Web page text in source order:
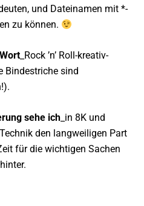
und Dateinamen mit *-
zu können.
_Rock ’n’ Roll-kreativ-
Bindestriche sind
sehe ich _in 8K und
den langweiligen Part
für die wichtigen Sachen